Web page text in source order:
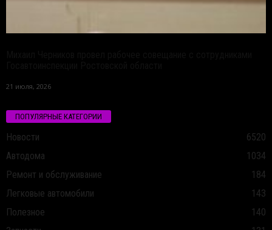
21 июля, 2026
ПОПУЛЯРНЫЕ КАТЕГОРИИ
Новости
6520
Автодома
1034
Ремонт и обслуживание
184
Легковые автомобили
143
Полезное
140